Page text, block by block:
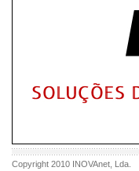
Copyright 2010 INOVAnet , Lda.